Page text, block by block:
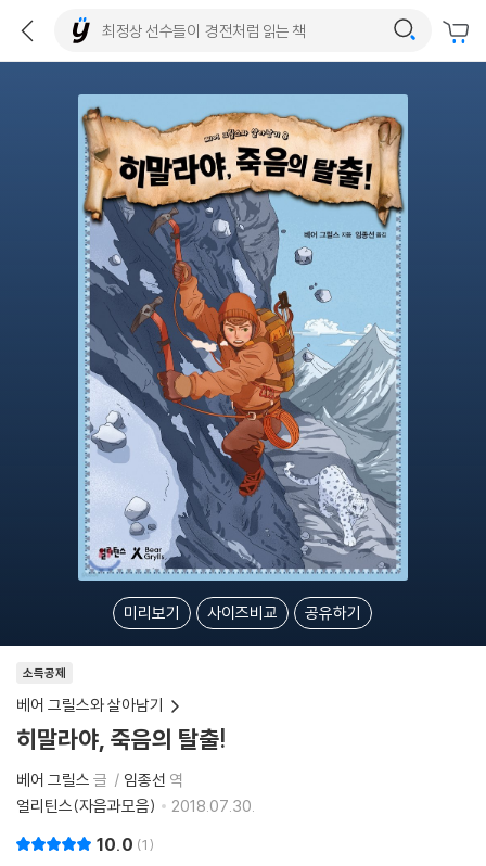
미리보기 사이즈비교 공유하기
소득공제
베어 그릴스와 살아남기
히말라야, 죽음의 탈출!
베어 그릴스 글 임종선 역
얼리틴스(자음과모음)
2018.07.30.
10.0 1